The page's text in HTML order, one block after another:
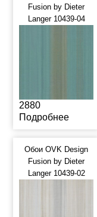
Fusion by Dieter
Langer 10439-04
2880
Подробнее
Обои OVK Design
Fusion by Dieter
Langer 10439-02